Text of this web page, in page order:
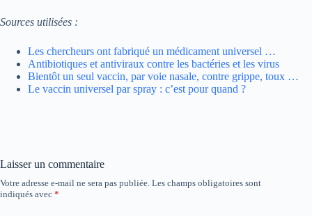
Sources utilisées :
Les chercheurs ont fabriqué un médicament universel …
Antibiotiques et antiviraux contre les bactéries et les virus
Bientôt un seul vaccin, par voie nasale, contre grippe, toux …
Le vaccin universel par spray : c’est pour quand ?
Laisser un commentaire
Votre adresse e-mail ne sera pas publiée. Les champs obligatoires sont
indiqués avec *